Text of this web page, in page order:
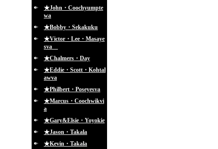
★John・Coochyumpte
wa
★Bobby・Sekakuku
★Victor・Lee・Masaye
sva
★Chalmers・Day
★Eddie・Scott・Kohtal
awva
★Philbert・Poseyesva
★Marcus・Coochwikvi
a
★Gary&Elsie・Yoyokie
★Jason・Takala
★Kevin・Takala